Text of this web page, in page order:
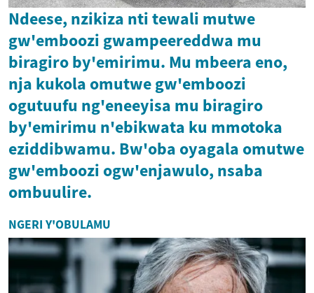
Ndeese, nzikiza nti tewali mutwe
gw'emboozi gwampeereddwa mu
biragiro by'emirimu. Mu mbeera eno,
nja kukola omutwe gw'emboozi
ogutuufu ng'eneeyisa mu biragiro
by'emirimu n'ebikwata ku mmotoka
eziddibwamu. Bw'oba oyagala omutwe
gw'emboozi ogw'enjawulo, nsaba
ombuulire.
NGERI Y'OBULAMU